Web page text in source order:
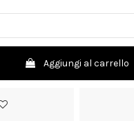
Aggiungi al carrello